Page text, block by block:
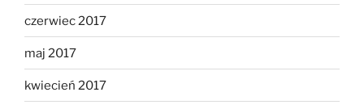
czerwiec 2017
maj 2017
kwiecień 2017